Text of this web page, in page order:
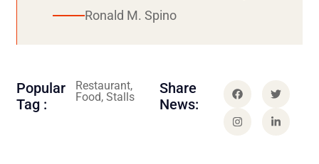
Ronald M. Spino
Popular
Tag :
Restaurant,
Food, Stalls
Share
News: